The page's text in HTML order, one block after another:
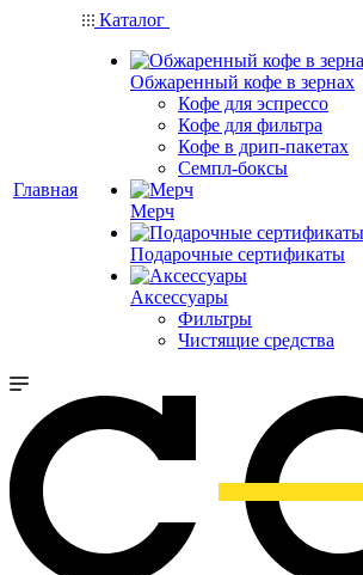
Главная
Каталог
Обжаренный кофе в зернах
Кофе для эспрессо
Кофе для фильтра
Кофе в дрип-пакетах
Семпл-боксы
Мерч
Подарочные сертификаты
Аксессуары
Фильтры
Чистящие средства